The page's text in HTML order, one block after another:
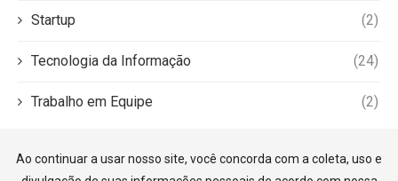
Startup (2)
Tecnologia da Informação (24)
Trabalho em Equipe (2)
Ao continuar a usar nosso site, você concorda com a coleta, uso e